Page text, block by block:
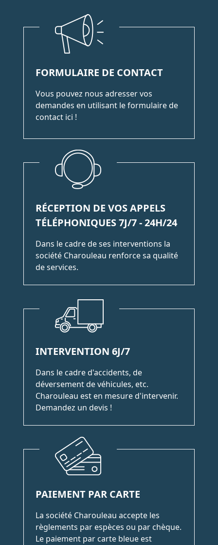
FORMULAIRE DE CONTACT
Vous pouvez nous adresser vos
demandes en utilisant le formulaire de
contact ici !
RÉCEPTION DE VOS APPELS
TÉLÉPHONIQUES 7J/7 - 24H/24
Dans le cadre de ses interventions la
société Charouleau renforce sa qualité
de services.
INTERVENTION 6J/7
Dans le cadre d'accidents, de
déversement de véhicules, etc.
Charouleau est en mesure d'intervenir.
Demandez un devis !
PAIEMENT PAR CARTE
La société Charouleau accepte les
règlements par espèces ou par chèque.
Le paiement par carte bleue est